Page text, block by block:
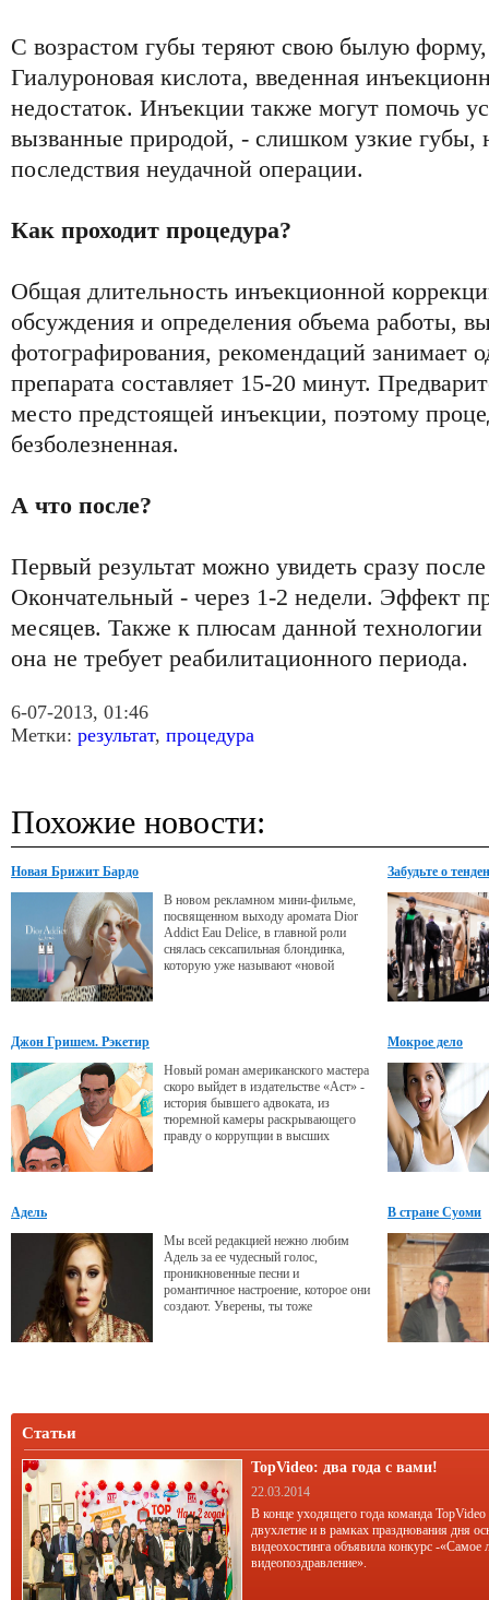
С возрастом губы теряют свою былую форму,
Гиалуроновая кислота, введенная
недостаток. Инъекции также могут помочь
вызванные природой, - слишком узкие губы,
последствия неудачной операции.
Как проходит процедура?
Общая длительность инъекционной
обсуждения и определения объема работы,
фотографирования, рекомендаций занимает
препарата составляет 15-20 минут.
место предстоящей инъекции, поэтому
безболезненная.
А что после?
Первый результат можно увидеть сразу
Окончательный - через 1-2 недели. Эффект
месяцев. Также к плюсам данной
она не требует реабилитационного периода.
6-07-2013, 01:46
Метки: результат, процедура
Похожие новости:
Новая Брижит Бардо
В новом рекламном мини-фильме,
посвященном выходу аромата Dior
Addict Eau Delice, в главной роли
снялась сексапильная блондинка,
которую уже называют «новой
Забудьте о
Джон Гришем. Рэкетир
Новый роман американского мастера
скоро выйдет в издательстве «Аст» -
история бывшего адвоката, из
тюремной камеры раскрывающего
правду о коррупции в высших
Мокрое дело
Адель
Мы всей редакцией нежно любим
Адель за ее чудесный голос,
проникновенные песни и
романтичное настроение, которое они
создают. Уверены, ты тоже
В стране Суоми
Статьи
TopVideo: два года с вами!
22.03.2014
В конце уходящего года команда TopVideo
двухлетие и в рамках празднования дня
видеохостинга объявила конкурс -«Самое
видеопоздравление».